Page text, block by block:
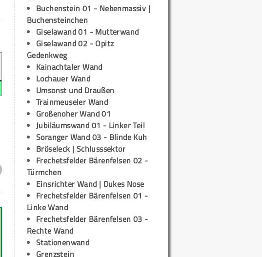
Buchenstein 01 - Nebenmassiv |
Buchensteinchen
Giselawand 01 - Mutterwand
Giselawand 02 - Opitz
Gedenkweg
Kainachtaler Wand
Lochauer Wand
Umsonst und Draußen
Trainmeuseler Wand
Großenoher Wand 01
Jubiläumswand 01 - Linker Teil
Soranger Wand 03 - Blinde Kuh
Bröseleck | Schlusssektor
Frechetsfelder Bärenfelsen 02 -
Türmchen
Einsrichter Wand | Dukes Nose
Frechetsfelder Bärenfelsen 01 -
Linke Wand
Frechetsfelder Bärenfelsen 03 -
Rechte Wand
Stationenwand
Grenzstein